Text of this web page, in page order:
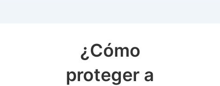
¿Cómo
proteger a